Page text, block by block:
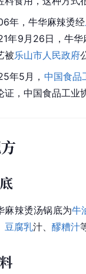
年，牛华麻辣烫经
年9月26日，牛
被乐山市人民政府
年5月， 中国食品
证，中国食品工业
麻辣烫汤锅底为牛
豆腐乳汁、 醪糟汁